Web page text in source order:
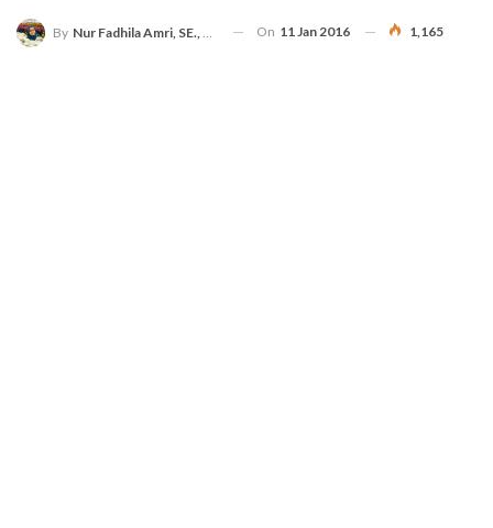
By Nur Fadhila Amri, SE., Ak., M.Si On 11 Jan 2016 1,165